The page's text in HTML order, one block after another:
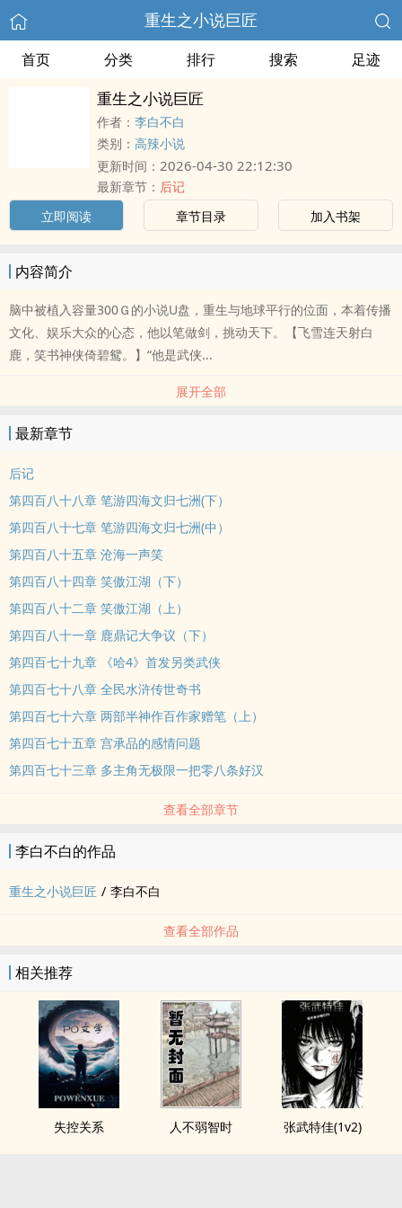
重生之小说巨匠
首页 分类 排行 搜索 足迹
重生之小说巨匠
作者： 李白不白
类别： 高辣小说
更新时间： 2026-04-30 22:12:30
最新章节： 后记
立即阅读
章节目录 加入书架
内容简介
脑中被植入容量300Ｇ的小说U盘，重生与地球平行的位面，本着传播
文化、娱乐大众的心态，他以笔做剑，挑动天下。【飞雪连天射白
鹿，笑书神侠倚碧鸳。】“他是武侠...
展开全部
最新章节
后记
第四百八十八章 笔游四海文归七洲(下）
第四百八十七章 笔游四海文归七洲(中）
第四百八十五章 沧海一声笑
第四百八十四章 笑傲江湖（下）
第四百八十二章 笑傲江湖（上）
第四百八十一章 鹿鼎记大争议（下）
第四百七十九章 《哈4》首发另类武侠
第四百七十八章 全民水浒传世奇书
第四百七十六章 两部半神作百作家赠笔（上）
第四百七十五章 宫承品的感情问题
第四百七十三章 多主角无极限一把零八条好汉
查看全部章节
李白不白的作品
重生之小说巨匠 / 李白不白
查看全部作品
相关推荐
失控关系 人不弱智时 张武特佳(1v2)